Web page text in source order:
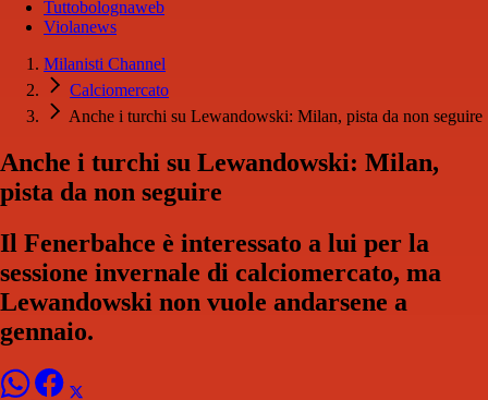
Tuttobolognaweb
Violanews
Milanisti Channel
Calciomercato
Anche i turchi su Lewandowski: Milan, pista da non seguire
Anche i turchi su Lewandowski: Milan,
pista da non seguire
Il Fenerbahce è interessato a lui per la
sessione invernale di calciomercato, ma
Lewandowski non vuole andarsene a
gennaio.